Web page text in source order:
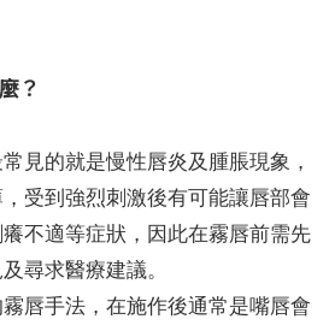
？
見的就是慢性唇炎及腫脹現象，
受到強烈刺激後有可能讓唇部會
不適等症狀，因此在霧唇前需先
尋求醫療建議。
唇手法，在施作後通常是嘴唇會